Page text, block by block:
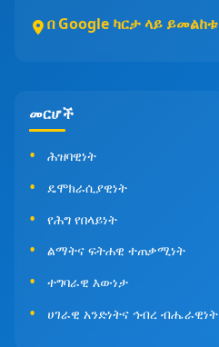
በ Google ካርታ ላይ ይመልከቱ
መርሆች
ሕዝባዊነት
ዴሞክራሲያዊነት
የሕግ የበላይነት
ልማትና ፍትሐዊ ተጠቃሚነት
ተግባራዊ እውነታ
ሀገራዊ አንድነትና ኅብረ ብሔራዊነት